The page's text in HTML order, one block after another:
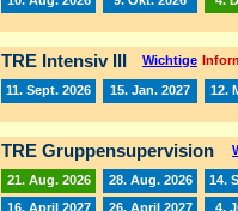
TRE Intensiv III Wichtige
11. Sept. 2026 15. Jan. 2027 12.
TRE Gruppensupervision
21. Aug. 2026 28. Aug. 2026 14.
16. April 2027
26. April 2027 4.